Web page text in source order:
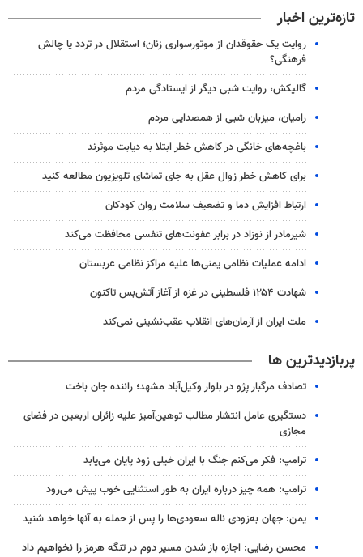
تازه‌ترین اخبار
روایت یک حقوقدان از موتورسواری زنان؛ استقلال در تردد یا چالش
فرهنگی؟
گالیکش، روایت شبی دیگر از ایستادگی مردم
رامیان، میزبان شبی از همصدایی مردم
باغچه‌های خانگی در کاهش خطر ابتلا به دیابت موثرند
برای کاهش خطر زوال عقل به جای تماشای تلویزیون مطالعه کنید
ارتباط افزایش دما و تضعیف سلامت روان کودکان
شیرمادر از نوزاد در برابر عفونت‌های تنفسی محافظت می‌کند
ادامه عملیات نظامی یمنی‌ها علیه مراکز نظامی عربستان
شهادت ۱۲۵۴ فلسطینی در غزه از آغاز آتش‌بس تاکنون
ملت ایران از آرمان‌های انقلاب عقب‌نشینی نمی‌کند
پربازدیدترین ها
تصادف مرگبار پژو در بلوار وکیل‌آباد مشهد؛ راننده جان باخت
دستگیری عامل انتشار مطالب توهین‌آمیز علیه زائران اربعین در فضای
مجازی
ترامپ: فکر می‌کنم جنگ با ایران خیلی زود پایان می‌یابد
ترامپ: همه چیز درباره ایران به طور استثنایی خوب پیش می‌رود
یمن: جهان به‌زودی ناله سعودی‌ها را پس از حمله به آنها خواهد شنید
محسن رضایی: اجازه باز شدن مسیر دوم در تنگه هرمز را نخواهیم داد